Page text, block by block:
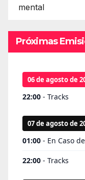
mental
Próximas